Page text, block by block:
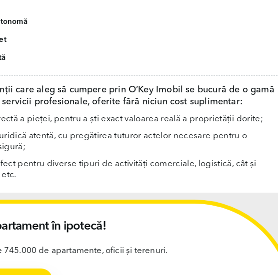
care aleg să cumpere prin O’Key Imobil se bucură de o gamă
profesionale, oferite fără niciun cost suplimentar:
a pieței, pentru a ști exact valoarea reală a proprietății dorite;
atentă, cu pregătirea tuturor actelor necesare pentru o
pentru diverse tipuri de activități comerciale, logistică, cât și
în ipotecă!
745.000 de apartamente, oficii și terenuri.